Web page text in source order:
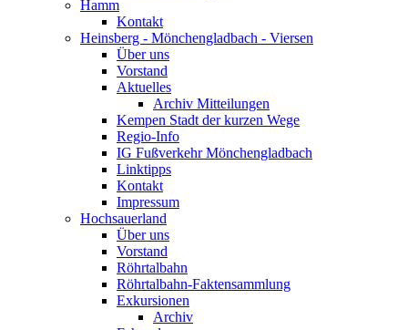
Hamm
Kontakt
Heinsberg - Mönchengladbach - Viersen
Über uns
Vorstand
Aktuelles
Archiv Mitteilungen
Kempen Stadt der kurzen Wege
Regio-Info
IG Fußverkehr Mönchengladbach
Linktipps
Kontakt
Impressum
Hochsauerland
Über uns
Vorstand
Röhrtalbahn
Röhrtalbahn-Faktensammlung
Exkursionen
Archiv